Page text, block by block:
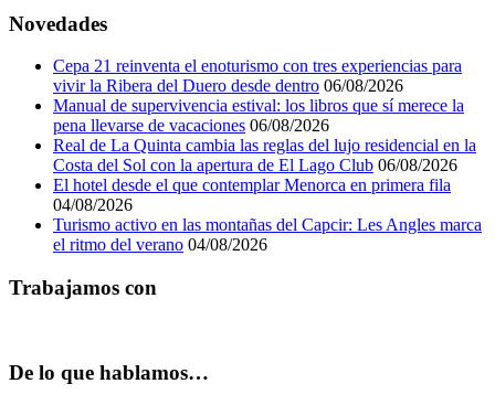
Novedades
Cepa 21 reinventa el enoturismo con tres experiencias para
vivir la Ribera del Duero desde dentro 06/08/2026
Manual de supervivencia estival: los libros que sí merece la
pena llevarse de vacaciones 06/08/2026
Real de La Quinta cambia las reglas del lujo residencial en la
Costa del Sol con la apertura de El Lago Club 06/08/2026
El hotel desde el que contemplar Menorca en primera fila
04/08/2026
Turismo activo en las montañas del Capcir: Les Angles marca
el ritmo del verano 04/08/2026
Trabajamos con
De lo que hablamos…